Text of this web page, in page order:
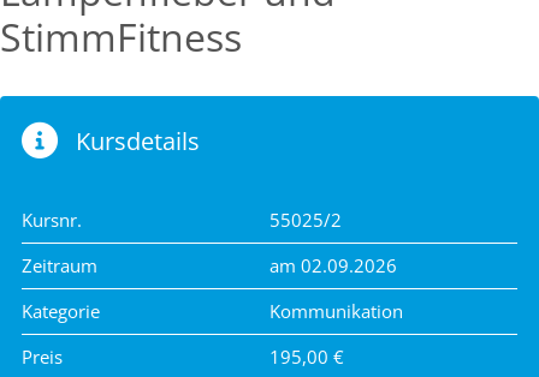
StimmFitness
Kursdetails
Kursnr.
55025/2
Zeitraum
am 02.09.2026
Kategorie
Kommunikation
Preis
195,00 €